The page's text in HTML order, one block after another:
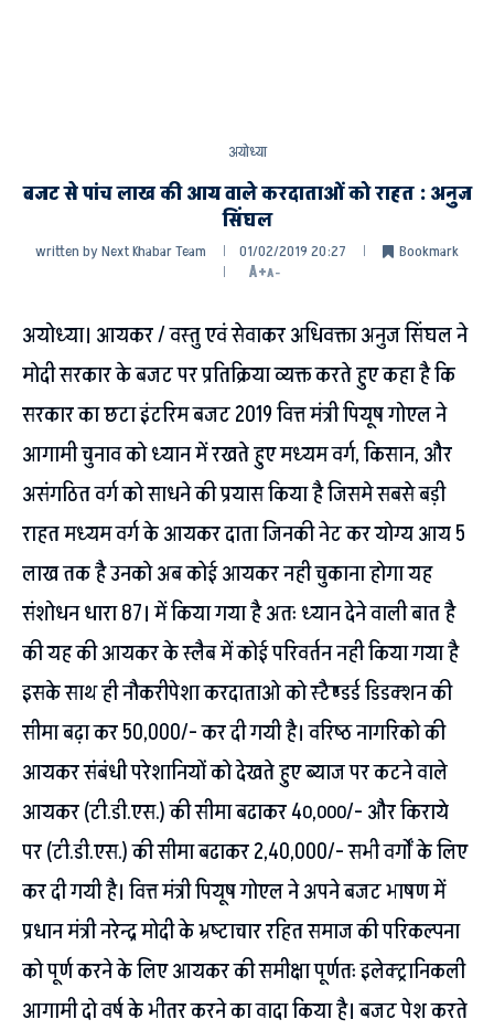
अयोध्या
बजट से पांच लाख की आय वाले करदाताओं को राहत : अनुज
सिंघल
written byNext Khabar Team 01/02/2019 20:27
Bookmark
A+A-
अयोध्या। आयकर / वस्तु एवं सेवाकर अधिवक्ता अनुज सिंघल ने
मोदी सरकार के बजट पर प्रतिक्रिया व्यक्त करते हुए कहा है कि
सरकार का छटा इंटरिम बजट 2019 वित्त मंत्री पियूष गोएल ने
आगामी चुनाव को ध्यान में रखते हुए मध्यम वर्ग, किसान, और
असंगठित वर्ग को साधने की प्रयास किया है जिसमे सबसे बड़ी
राहत मध्यम वर्ग के आयकर दाता जिनकी नेट कर योग्य आय 5
लाख तक है उनको अब कोई आयकर नही चुकाना होगा यह
संशोधन धारा 87। में किया गया है अतः ध्यान देने वाली बात है
की यह की आयकर के स्लैब में कोई परिवर्तन नही किया गया है
इसके साथ ही नौकरीपेशा करदाताओ को स्टैण्डर्ड डिडक्शन की
सीमा बढ़ा कर 50,000/- कर दी गयी है। वरिष्ठ नागरिको की
आयकर संबंधी परेशानियों को देखते हुए ब्याज पर कटने वाले
आयकर (टी.डी.एस.) की सीमा बढाकर 4०,०००/- और किराये
पर (टी.डी.एस.) की सीमा बढाकर 2,40,000/- सभी वर्गों के लिए
कर दी गयी है। वित्त मंत्री पियूष गोएल ने अपने बजट भाषण में
प्रधान मंत्री नरेन्द्र मोदी के भ्रष्टाचार रहित समाज की परिकल्पना
को पूर्ण करने के लिए आयकर की समीक्षा पूर्णतः इलेक्ट्रानिकली
आगामी दो वर्ष के भीतर करने का वादा किया है। बजट पेश करते